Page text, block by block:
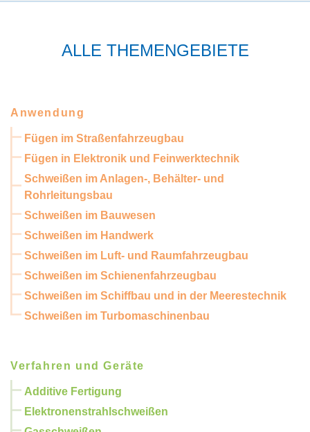
ALLE THEMENGEBIETE
Anwendung
Fügen im Straßenfahrzeugbau
Fügen in Elektronik und Feinwerktechnik
Schweißen im Anlagen-, Behälter- und
Rohrleitungsbau
Schweißen im Bauwesen
Schweißen im Handwerk
Schweißen im Luft- und Raumfahrzeugbau
Schweißen im Schienenfahrzeugbau
Schweißen im Schiffbau und in der Meerestechnik
Schweißen im Turbomaschinenbau
Verfahren und Geräte
Additive Fertigung
Elektronenstrahlschweißen